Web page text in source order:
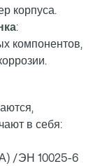
корпуса.
:
компонентов,
в себя:
/ЭН 10025-6